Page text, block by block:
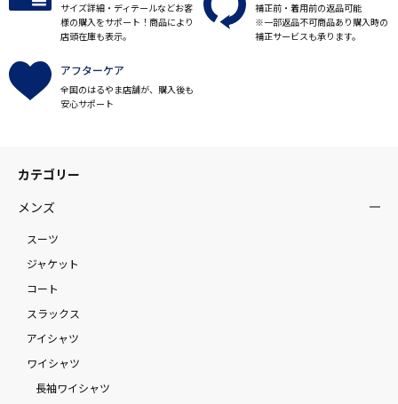
サイズ詳細・ディテールなどお客
様の購入をサポート！商品により
店頭在庫も表示。
補正前・着用前の返品可能
※一部返品不可商品あり購入時の
補正サービスも承ります。
アフターケア
全国のはるやま店舗が、購入後も
安心サポート
カテゴリー
メンズ
スーツ
ジャケット
コート
スラックス
アイシャツ
ワイシャツ
長袖ワイシャツ